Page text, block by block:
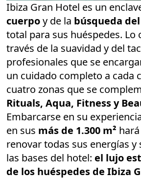
Ibiza Gran Hotel es un
cuerpoy de la búsqueda
total para sus huéspedes. Lo
través de la suavidad y del
profesionales que se
un cuidado completo a cada
cuatro zonas que se
Rituals, Aqua, Fitness y
Embarcarse en su
en sus más de 1.300 m²
renovar todas sus energías y
las bases del hotel: el lujo
de los huéspedes de Ibiza